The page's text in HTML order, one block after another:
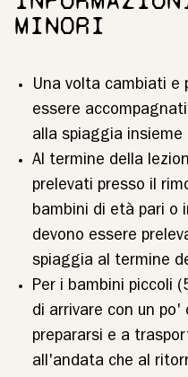
MINORI
Una volta cambiati e
essere
alla spiaggia
Al termine della
prelevati presso il
bambini di età pari o
devono essere
spiaggia al termine
Per i bambini piccoli
di arrivare con un
prepararsi e a
all'andata che al